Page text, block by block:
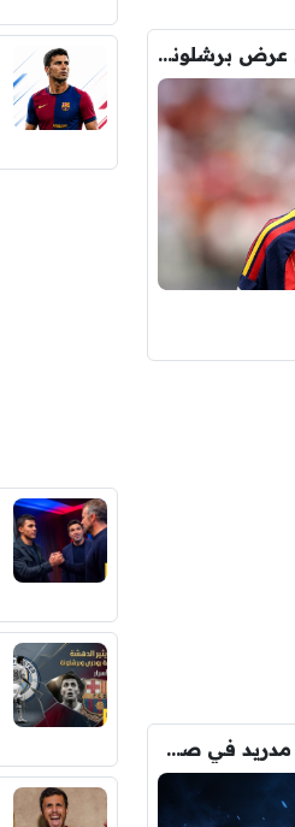
عاجل : مانشستر سيتي يرفض عرض برشلونة الاول لضم رودري.. ويسخر من قيمته
ضربة مزدوجة لبرشلونة وريال مدريد في صفقة رودري